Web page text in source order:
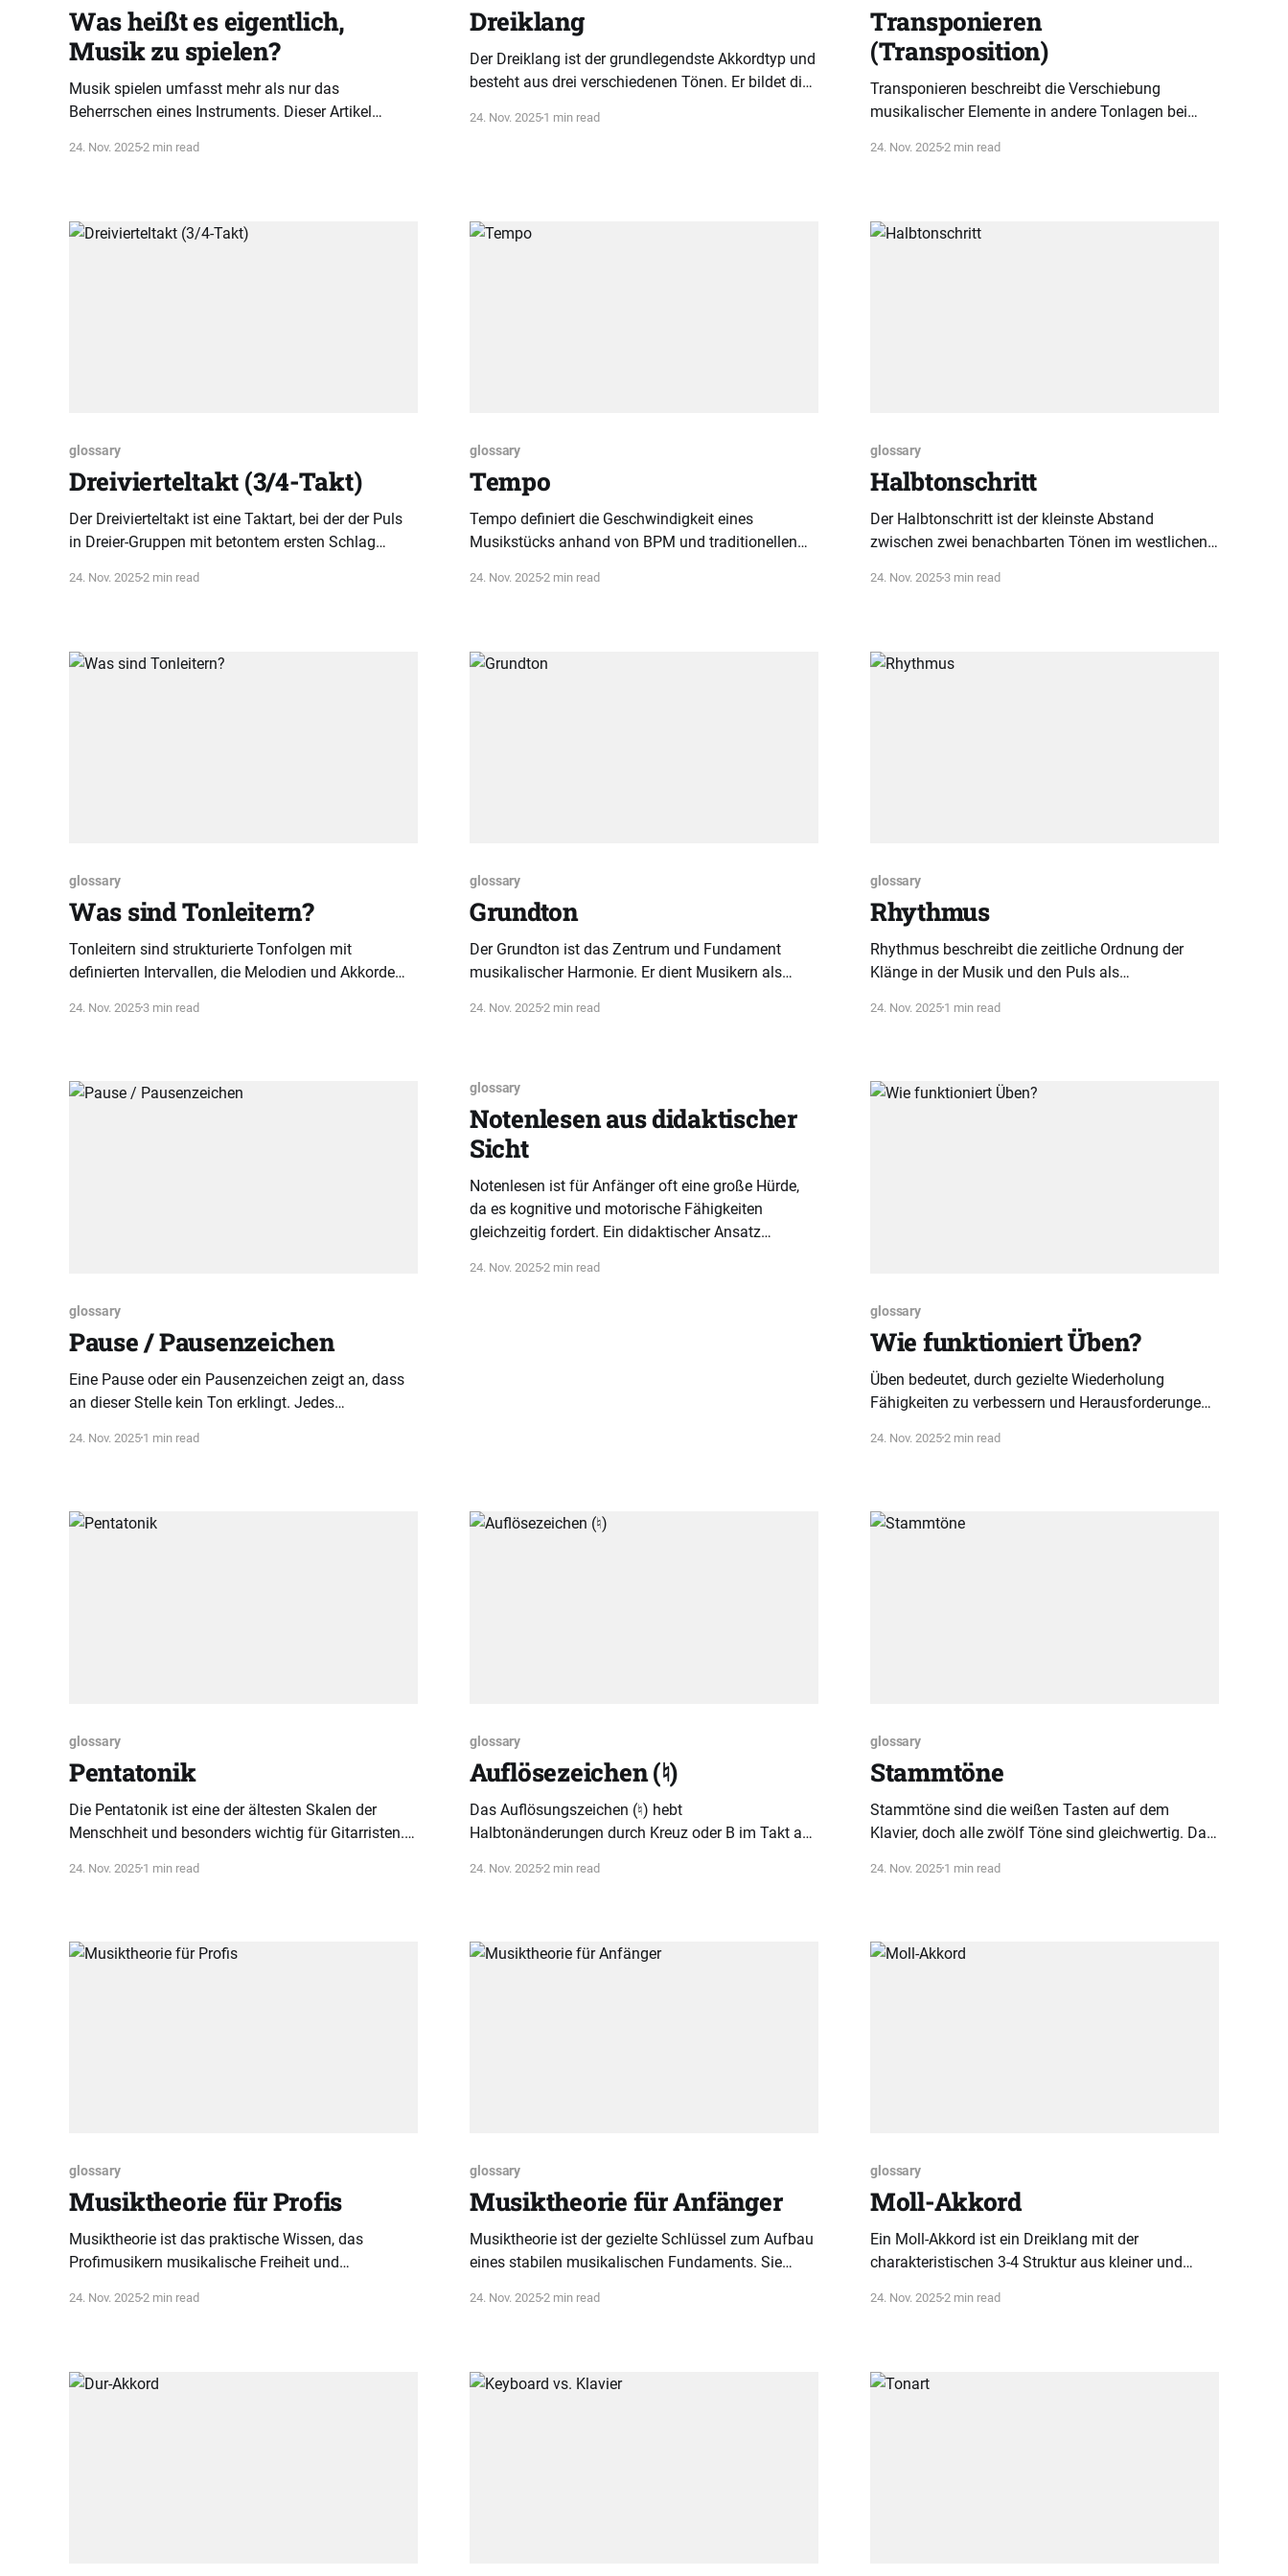
Was heißt es eigentlich,
Musik zu spielen?
Musik spielen umfasst mehr als nur das
Beherrschen eines Instruments. Dieser Artikel
24. Nov. 20252 min read
Dreiklang
Der Dreiklang ist der grundlegendste Akkordtyp und
besteht aus drei verschiedenen Tönen. Er bildet die
24. Nov. 20251 min read
Transponieren
(Transposition)
Transponieren beschreibt die Verschiebung
musikalischer Elemente in andere Tonlagen bei
24. Nov. 20252 min read
glossary
Drei­vierteltakt (3/4-Takt)
Der Drei­vierteltakt ist eine Taktart, bei der der Puls
in Dreier-Gruppen mit betontem ersten Schlag
24. Nov. 20252 min read
glossary
Tempo
Tempo definiert die Geschwindigkeit eines
Musikstücks anhand von BPM und traditionellen
24. Nov. 20252 min read
glossary
Halbtonschritt
Der Halbtonschritt ist der kleinste Abstand
zwischen zwei benachbarten Tönen im westlichen
24. Nov. 20253 min read
glossary
Was sind Tonleitern?
Tonleitern sind strukturierte Tonfolgen mit
definierten Intervallen, die Melodien und Akkorde
Intervallstruktur ist essenziell für kreatives
24. Nov. 2025 3 min read
glossary
Grundton
Der Grundton ist das Zentrum und Fundament
musikalischer Harmonie. Er dient Musikern als
Melodien und bildet das tonale Zuhause.
24. Nov. 20252 min read
glossary
Rhythmus
Rhythmus beschreibt die zeitliche Ordnung der
Klänge in der Musik und den Puls als
Bewegung und Struktur in jedem Musikstück.
24. Nov. 20251 min read
glossary
Pause / Pausenzeichen
Eine Pause oder ein Pausenzeichen zeigt an, dass
an dieser Stelle kein Ton erklingt. Jedes
jeweiligen Note im Musikstück.
24. Nov. 2025 1 min read
glossary
Notenlesen aus didaktischer
Sicht
Notenlesen ist für Anfänger oft eine große Hürde,
da es kognitive und motorische Fähigkeiten
gleichzeitig fordert. Ein didaktischer Ansatz
24. Nov. 20252 min read
glossary
Wie funktioniert Üben?
Üben bedeutet, durch gezielte Wiederholung
Fähigkeiten zu verbessern und Herausforderungen
nachhaltigen Fortschritt und motivieren zum
24. Nov. 20252 min read
glossary
Pentatonik
Die Pentatonik ist eine der ältesten Skalen der
Menschheit und besonders wichtig für Gitarristen.
Improvisation und freies Spielen erleichtert.
24. Nov. 2025 1 min read
glossary
Auflösezeichen (♮)
Das Auflösungszeichen (♮) hebt
Halbtonänderungen durch Kreuz oder B im Takt auf
Symbol der westlichen Musiknotation.
24. Nov. 20252 min read
glossary
Stammtöne
Stammtöne sind die weißen Tasten auf dem
Klavier, doch alle zwölf Töne sind gleichwertig. Das
aufgeklärt und richtig eingeordnet.
24. Nov. 20251 min read
glossary
Musiktheorie für Profis
Musiktheorie ist das praktische Wissen, das
Profimusikern musikalische Freiheit und
24. Nov. 20252 min read
glossary
Musiktheorie für Anfänger
Musiktheorie ist der gezielte Schlüssel zum Aufbau
eines stabilen musikalischen Fundaments. Sie
24. Nov. 20252 min read
glossary
Moll-Akkord
Ein Moll-Akkord ist ein Dreiklang mit der
charakteristischen 3-4 Struktur aus kleiner und
24. Nov. 20252 min read